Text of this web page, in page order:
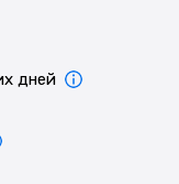
дней